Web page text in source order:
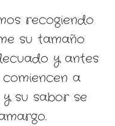
recogiendo
su tamaño
y antes
a
su sabor se